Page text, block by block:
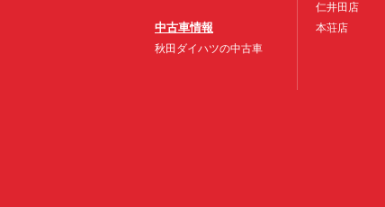
中古車情報
秋田ダイハツの中古車
仁井田店
本荘店